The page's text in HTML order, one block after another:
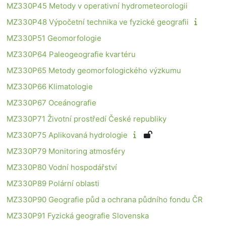
MZ330P45 Metody v operativní hydrometeorologii
MZ330P48 Výpočetní technika ve fyzické geografii
MZ330P51 Geomorfologie
MZ330P64 Paleogeografie kvartéru
MZ330P65 Metody geomorfologického výzkumu
MZ330P66 Klimatologie
MZ330P67 Oceánografie
MZ330P71 Životní prostředí České republiky
MZ330P75 Aplikovaná hydrologie
MZ330P79 Monitoring atmosféry
MZ330P80 Vodní hospodářství
MZ330P89 Polární oblasti
MZ330P90 Geografie půd a ochrana půdního fondu ČR
MZ330P91 Fyzická geografie Slovenska